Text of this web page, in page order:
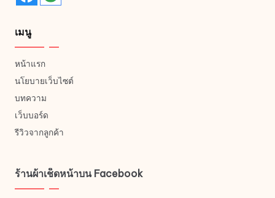
เมนู
หน้าแรก
นโยบายเว็บไซต์
บทความ
เว็บบอร์ด
รีวิวจากลูกค้า
ร้านผ้าเช็ดหน้าบน Facebook